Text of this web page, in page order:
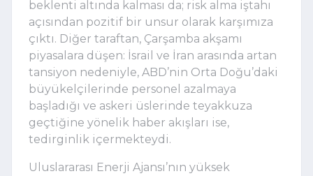
beklenti altında kalması da; risk alma iştahı
açısından pozitif bir unsur olarak karşımıza
çıktı. Diğer taraftan, Çarşamba akşamı
piyasalara düşen: İsrail ve İran arasında artan
tansiyon nedeniyle, ABD’nin Orta Doğu’daki
büyükelçilerinde personel azalmaya
başladığı ve askeri üslerinde teyakkuza
geçtiğine yönelik haber akışları ise,
tedirginlik içermekteydi.
Uluslararası Enerji Ajansı’nın yüksek